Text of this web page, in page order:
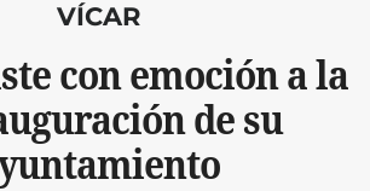
VÍCAR
con emoción a la
de su